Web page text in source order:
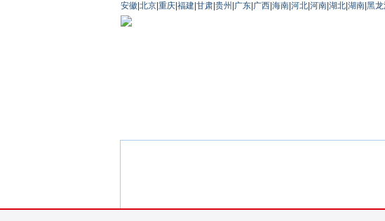
安徽 北京 重庆 福建 甘肃 贵州 广东 广西 海南 河北 河南 湖北 湖南 黑